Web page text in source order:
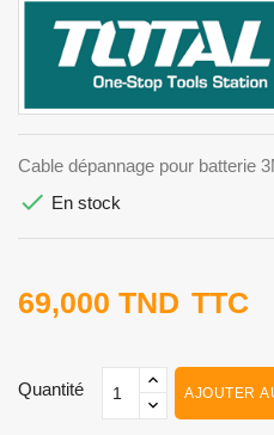
Cable dépannage pour batterie
 En stock
69,000 TND TTC
Quantité AJOUTER